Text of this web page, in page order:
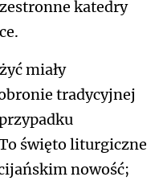
katedry
miały
tradycyjnej
święto liturgiczne
nowość;